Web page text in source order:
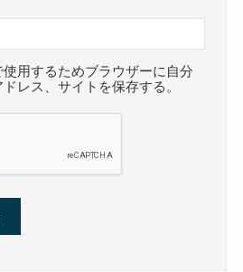
用するためブラウザーに自分
レス、サイトを保存する。